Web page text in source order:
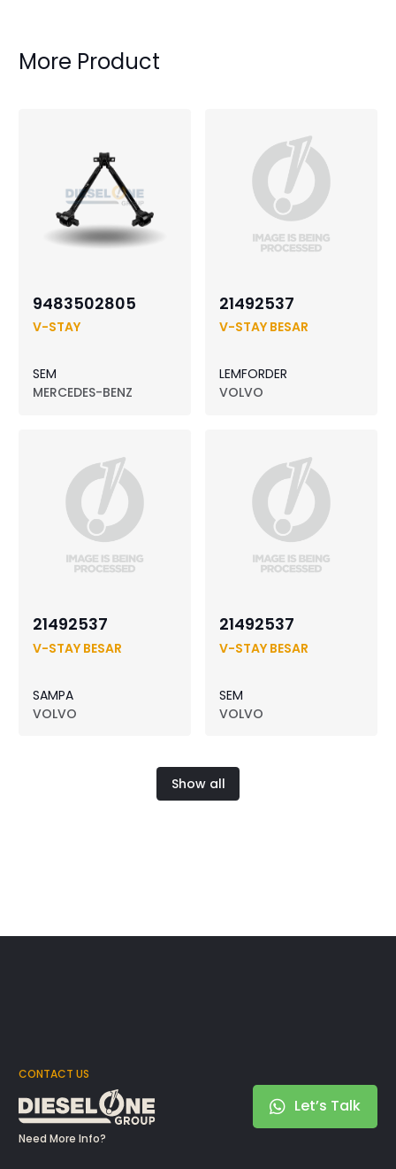
More Product
9483502805
V-STAY
SEM
MERCEDES-BENZ
21492537
V-STAY BESAR
LEMFORDER
VOLVO
21492537
V-STAY BESAR
SAMPA
VOLVO
21492537
V-STAY BESAR
SEM
VOLVO
Show all
CONTACT US
Need More Info?
Let’s Talk